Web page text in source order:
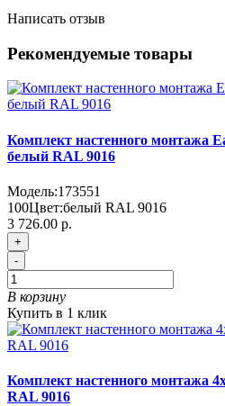
Написать отзыв
Рекомендуемые товары
Комплект настенного монтажа
белый RAL 9016
Модель:173551
100Цвет:белый RAL 9016
3 726.00 р.
+
-
В корзину
Купить в 1 клик
Комплект настенного монтажа
RAL 9016